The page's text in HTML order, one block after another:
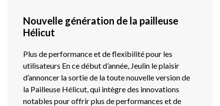
Nouvelle génération de la pailleuse
Hélicut
Plus de performance et de flexibilité pour les
utilisateurs En ce début d’année, Jeulin le plaisir
d’annoncer la sortie de la toute nouvelle version de
la Pailleuse Hélicut, qui intègre des innovations
notables pour offrir plus de performances et de